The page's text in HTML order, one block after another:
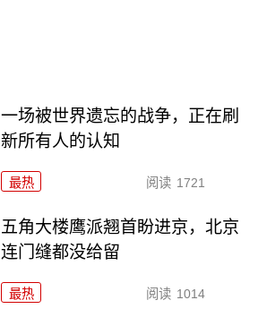
一场被世界遗忘的战争，正在刷
新所有人的认知
最热 阅读 1721
五角大楼鹰派翘首盼进京，北京
连门缝都没给留
最热 阅读 1014